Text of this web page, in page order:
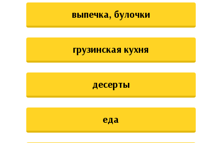
выпечка, булочки
грузинская кухня
десерты
еда